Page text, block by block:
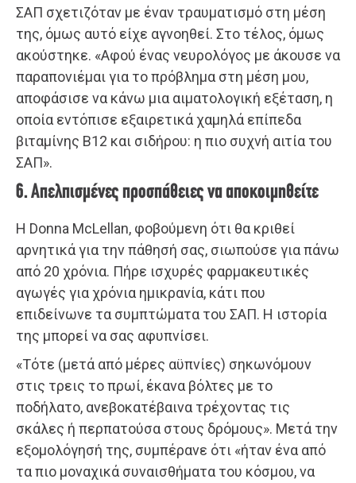
ΣΑΠ σχετιζόταν με έναν τραυματισμό στη μέση
της, όμως αυτό είχε αγνοηθεί. Στο τέλος, όμως
ακούστηκε. «Αφού ένας νευρολόγος με άκουσε να
παραπονιέμαι για το πρόβλημα στη μέση μου,
αποφάσισε να κάνω μια αιματολογική εξέταση, η
οποία εντόπισε εξαιρετικά χαμηλά επίπεδα
βιταμίνης Β12 και σιδήρου: η πιο συχνή αιτία του
ΣΑΠ».
6. Απελπισμένες προσπάθειες να αποκοιμηθείτε
Η Donna McLellan, φοβούμενη ότι θα κριθεί
αρνητικά για την πάθησή σας, σιωπούσε για πάνω
από 20 χρόνια. Πήρε ισχυρές φαρμακευτικές
αγωγές για χρόνια ημικρανία, κάτι που
επιδείνωνε τα συμπτώματα του ΣΑΠ. Η ιστορία
της μπορεί να σας αφυπνίσει.
«Τότε (μετά από μέρες αϋπνίες) σηκωνόμουν
στις τρεις το πρωί, έκανα βόλτες με το
ποδήλατο, ανεβοκατέβαινα τρέχοντας τις
σκάλες ή περπατούσα στους δρόμους». Μετά την
εξομολόγησή της, συμπέρανε ότι «ήταν ένα από
τα πιο μοναχικά συναισθήματα του κόσμου, να